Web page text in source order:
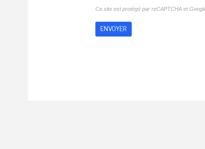
Ce site est protégé par reCAPTCHA et